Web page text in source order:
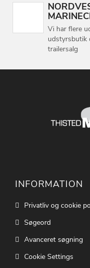
Vi har flere
udstyrsbutik
trailersalg
INFORMATION
Privatliv og cookie
Søgeord
Avanceret søgning
Cookie Settings